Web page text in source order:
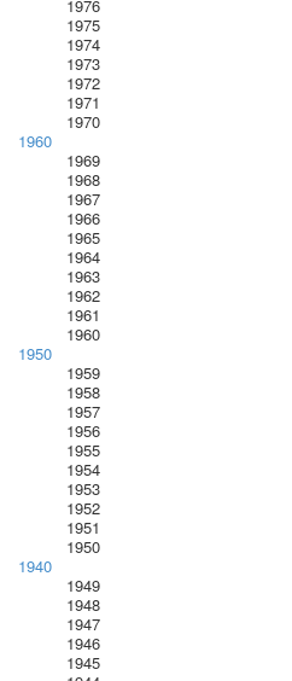
1976
1975
1974
1973
1972
1971
1970
1960
1969
1968
1967
1966
1965
1964
1963
1962
1961
1960
1950
1959
1958
1957
1956
1955
1954
1953
1952
1951
1950
1940
1949
1948
1947
1946
1945